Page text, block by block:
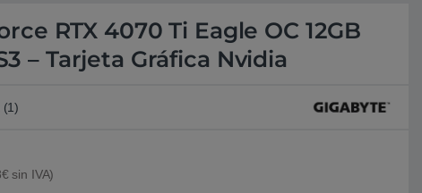
RTX 4070 Ti Eagle OC 12GB
– Tarjeta Gráfica Nvidia
(1)
sin IVA)